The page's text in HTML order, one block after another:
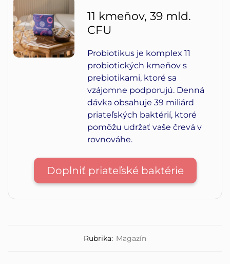
11 kmeňov, 39 mld.
CFU
Probiotikus je komplex 11
probiotických kmeňov s
prebiotikami, ktoré sa
vzájomne podporujú. Denná
dávka obsahuje 39 miliárd
priateľských baktérií, ktoré
pomôžu udržať vaše črevá v
rovnováhe.
Doplniť priateľské baktérie
Rubrika: Magazín